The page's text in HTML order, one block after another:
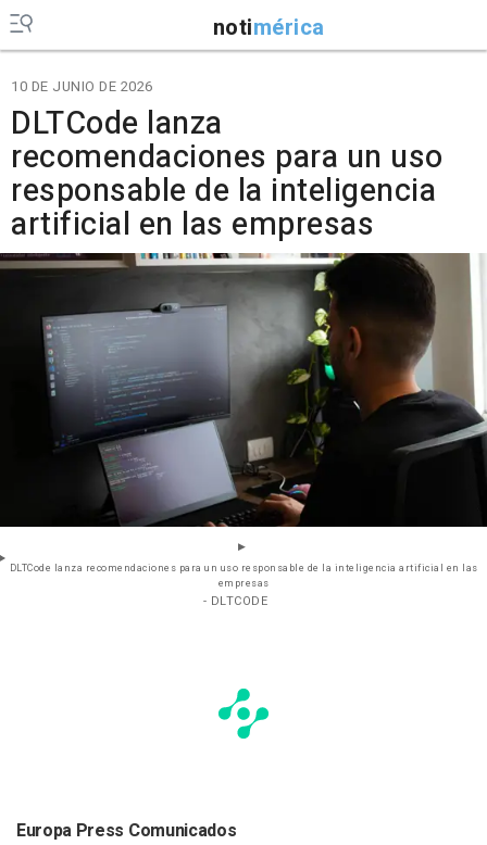
notimérica
10 DE JUNIO DE 2026
DLTCode lanza
recomendaciones para un uso
responsable de la inteligencia
artificial en las empresas
DLTCode lanza recomendaciones para un uso responsable de la inteligencia artificial en las
empresas
- DLTCODE
Europa Press Comunicados